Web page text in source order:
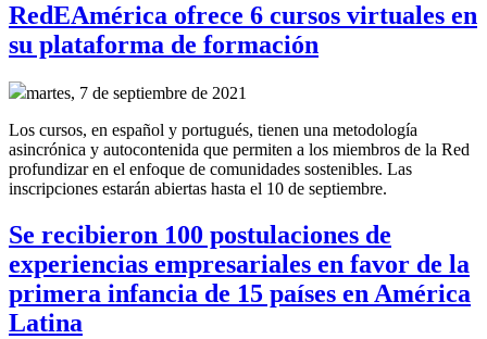
RedEAmérica ofrece 6 cursos virtuales en
su plataforma de formación
martes, 7 de septiembre de 2021
Los cursos, en español y portugués, tienen una metodología
asincrónica y autocontenida que permiten a los miembros de la Red
profundizar en el enfoque de comunidades sostenibles. Las
inscripciones estarán abiertas hasta el 10 de septiembre.
Se recibieron 100 postulaciones de
experiencias empresariales en favor de la
primera infancia de 15 países en América
Latina